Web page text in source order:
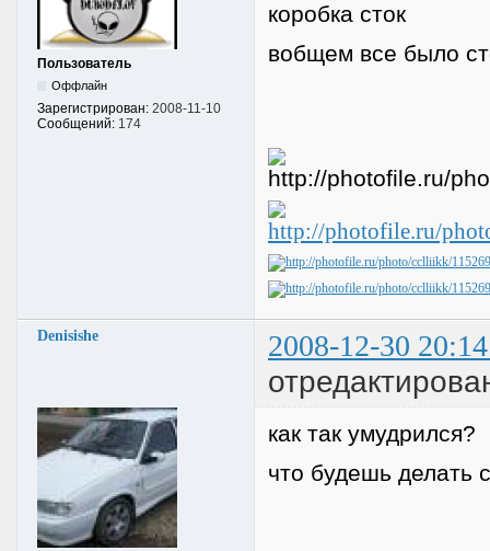
Пользователь
Оффлайн
Зарегистрирован: 2008-11-10
Сообщений: 174
коробка сток
вобщем все было
Denisishe 2008-12-30
как так умудрился?
что будешь делать